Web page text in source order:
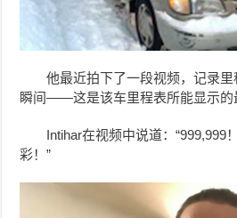
他最近拍下了一段视频，记录
瞬间——这是该车里程表所能显示的
Intihar在视频中说道：“999,999
彩！”